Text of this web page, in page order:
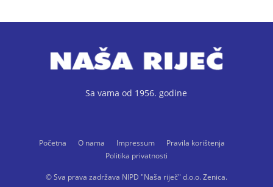
Sa vama od 1956. godine
Početna O nama Impressum
Pravila korištenja
Politika privatnosti
© Sva prava zadržava NIPD "Naša riječ" d.o.o. Zenica.